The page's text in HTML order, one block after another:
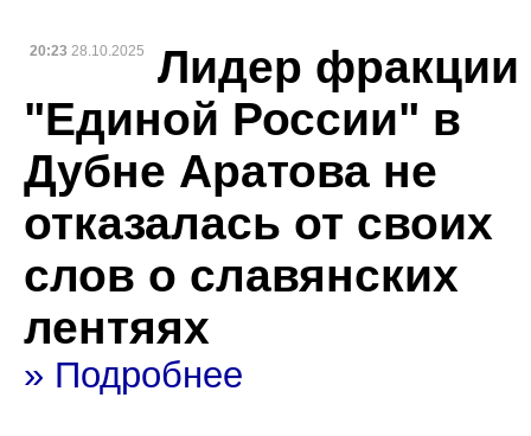
20:23 28.10.2025
Лидер фракции
"Единой России" в
Дубне Аратова не
отказалась от своих
слов о славянских
лентяях
» Подробнее